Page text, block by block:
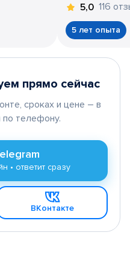
5,0 116
5 лет опыта
прямо сейчас
сроках и цене – в
телефону.
• ответит сразу
ВКонтакте